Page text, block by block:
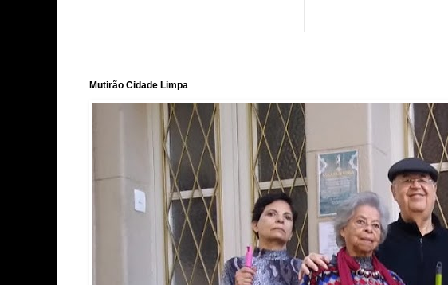
Mutirão Cidade Limpa